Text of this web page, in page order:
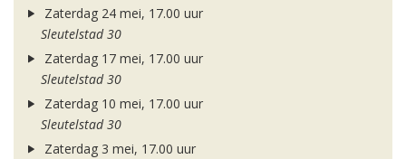
Zaterdag 24 mei, 17.00 uur
Sleutelstad 30
Zaterdag 17 mei, 17.00 uur
Sleutelstad 30
Zaterdag 10 mei, 17.00 uur
Sleutelstad 30
Zaterdag 3 mei, 17.00 uur